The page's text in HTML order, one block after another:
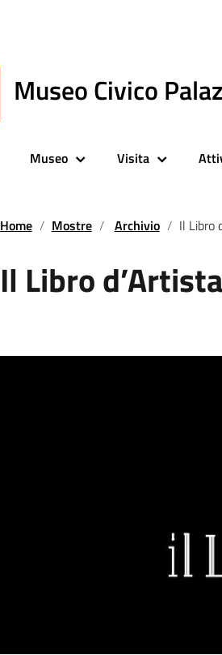
Museo Civico
Museo Visita
Home Mostre Archivio Il Libro
Il Libro d’Artista